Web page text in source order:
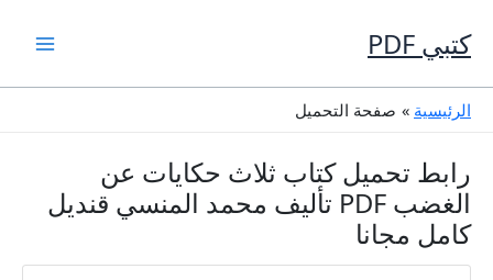
إلى
المحتوى
كتبي PDF
الرئيسية صفحة التحميل
رابط تحميل كتاب ثلاث حكايات عن
الغضب PDF تأليف محمد المنسي قنديل
كامل مجانا